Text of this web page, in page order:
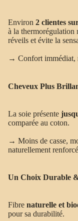
Environ 2 clientes
à la thermorégulation
réveils et évite la
→ Confort immédiat,
Cheveux Plus
La soie présente
comparée au coton.
→ Moins de casse,
naturellement
Un Choix Durable
Fibre naturelle et
pour sa durabilité.